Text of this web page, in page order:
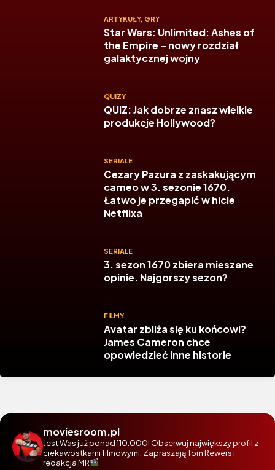
ARTYKUŁY, GRY
Star Wars: Unlimited: Ashes of
the Empire – nowy rozdział
galaktycznej wojny
QUIZY
QUIZ: Jak dobrze znasz wielkie
produkcje Hollywood?
SERIALE
Cezary Pazura z zaskakującym
cameo w 3. sezonie 1670.
Łatwo je przegapić w hicie
Netflixa
SERIALE
3. sezon 1670 zbiera mieszane
opinie. Najgorszy sezon?
FILMY
Avatar zbliża się ku końcowi?
James Cameron chce
opowiedzieć inne historie
moviesroom.pl
Jest Was już ponad 110.000! Obserwuj największy profil z
ciekawostkami filmowymi. Zapraszają Tom Rewers i
redakcja MR